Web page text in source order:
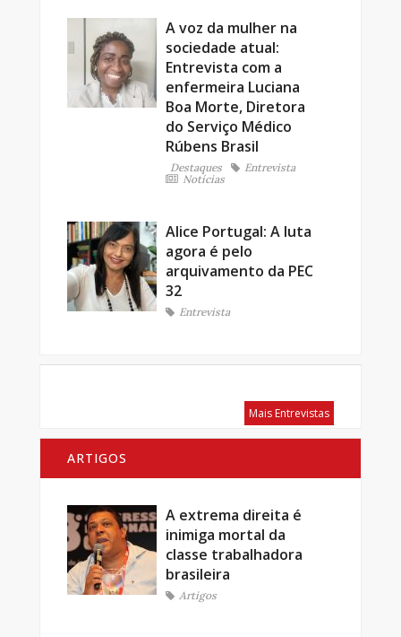
A voz da mulher na
sociedade atual:
Entrevista com a
enfermeira Luciana
Boa Morte, Diretora
do Serviço Médico
Rúbens Brasil
Destaques
Entrevista
Notícias
Alice Portugal: A luta
agora é pelo
arquivamento da PEC
32
Entrevista
Mais Entrevistas
ARTIGOS
A extrema direita é
inimiga mortal da
classe trabalhadora
brasileira
Artigos